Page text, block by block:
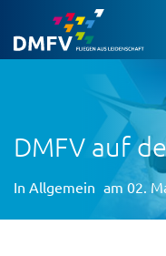
DMFV auf
In Allgemein am 02.